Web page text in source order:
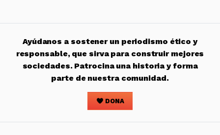
Ayúdanos a sostener un periodismo ético y
responsable, que sirva para construir mejores
sociedades. Patrocina una historia y forma
parte de nuestra comunidad.
DONA